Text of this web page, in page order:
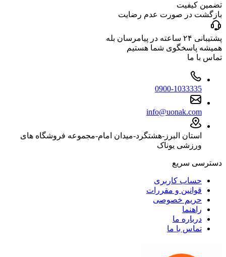
تضمین کیفیت
بازگشت در صورت عدم رضایت
پشتیبانی ۲۴ ساعته در پیامرسان بله
همیشه پاسخگوی شما هستیم
تماس با ما
0900-1033335
info@uonak.com
استان البرز-هشتگرد-میدان امام-مجموعه فروشگاه های
ورزشی یوناک
دسترسی سریع
حساب کاربری
قوانین و مقررات
حریم خصوصی
راهنما
درباره ما
تماس با ما